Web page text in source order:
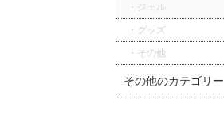
・ジェル
・グッズ
・その他
その他のカテゴリー